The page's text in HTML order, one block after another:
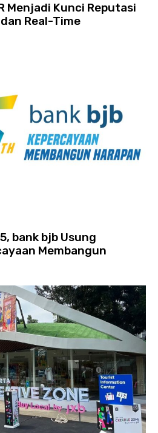
Menjadi Kunci Reputasi
Real-Time
bank bjb Usung
Membangun